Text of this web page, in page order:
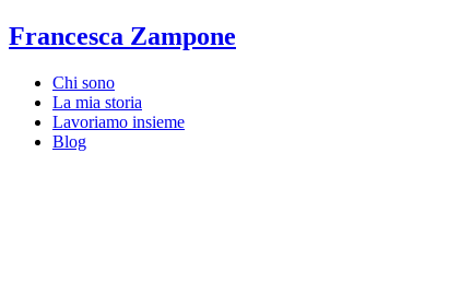
Vai
al
Francesca Zampone
Chi sono
La mia storia
Lavoriamo insieme
Blog